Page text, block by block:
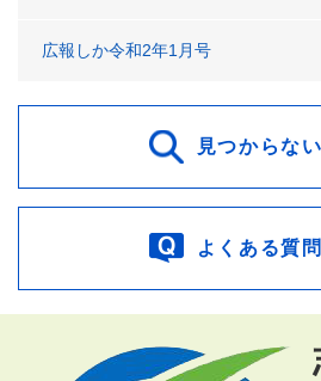
広報しか令和2年1月号
見つからな
よくある質